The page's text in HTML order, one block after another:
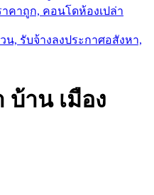
คาถูก, คอนโดห้องเปล่า
, รับจ้างลงประกาศอสังหา,
บ้าน เมือง